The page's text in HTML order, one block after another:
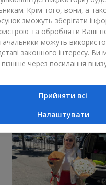
Букет з 35 червоних
Одеса
Фотогалерея
Крім того, вони, а
зможуть зберігати
та обробляти Ваші
можуть
законного інтересу.
пізніше через посилання
Прийняти всі
Налаштувати